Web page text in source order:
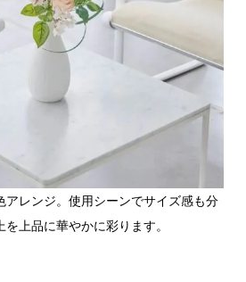
アレンジ。使用シーンでサイズ感も分
上品に華やかに彩ります。